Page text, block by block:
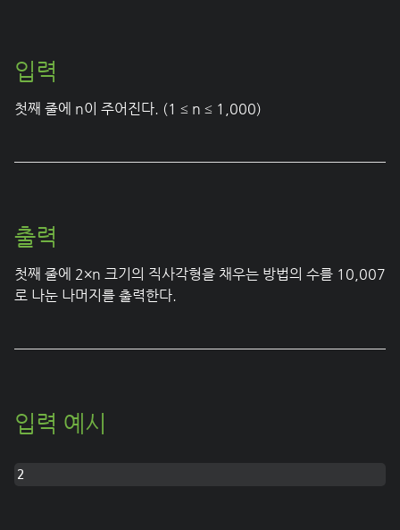
입력
첫째 줄에 n이 주어진다. (1 ≤ n ≤ 1,000)
출력
첫째 줄에 2×n 크기의 직사각형을 채우는 방법의 수를 10,007
로 나눈 나머지를 출력한다.
입력 예시
2